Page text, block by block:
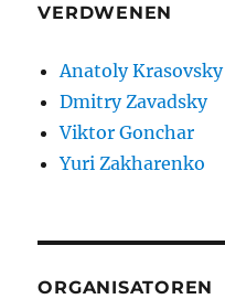
VERDWENEN
Anatoly Krasovsky
Dmitry Zavadsky
Viktor Gonchar
Yuri Zakharenko
ORGANISATOREN